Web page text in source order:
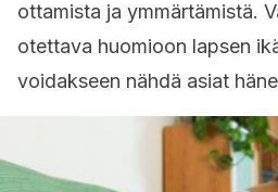
ottamista ja ymmärtämistä.
otettava huomioon lapsen
voidakseen nähdä asiat